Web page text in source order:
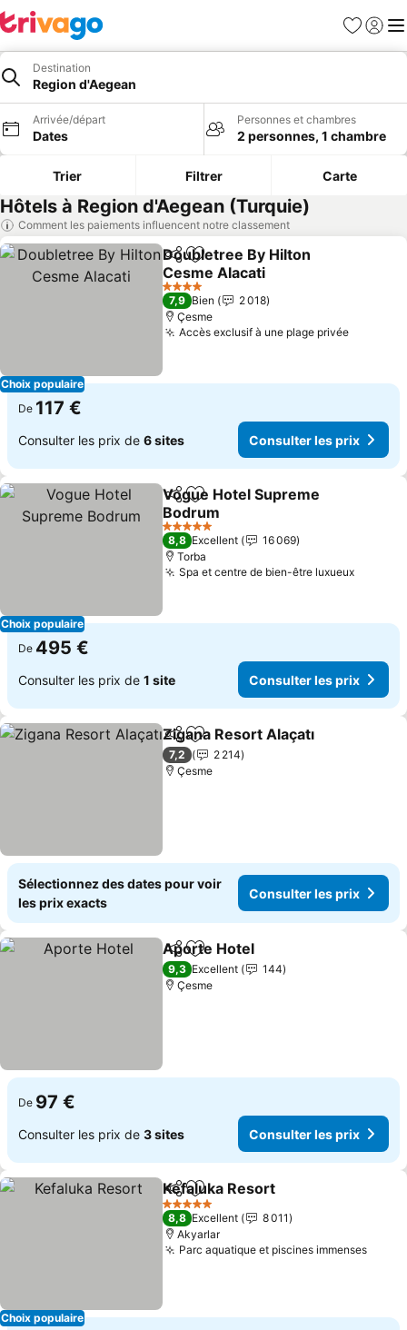
Favoris
Se
Destination
Region d'Aegean
Arrivée/départ
Dates
Personnes et chambres
2 personnes, 1 chambre
Trier Filtrer Carte
Hôtels à Region d'Aegean (Turquie)
Comment les paiements influencent notre classement
Choix populaire
PartagerAjouter à mes favoris
Doubletree By Hilton
Cesme Alacati
4 Étoiles
7,9 Bien
2 018
Çesme
Accès exclusif à une plage privée
De 117 €
Consulter les prix de 6 sites Consulter les prix
Choix populaire
PartagerAjouter à mes favoris
Vogue Hotel Supreme
Bodrum
5 Étoiles
8,8 Excellent
16 069
Torba
Spa et centre de bien-être luxueux
De 495 €
Consulter les prix de 1 site Consulter les prix
PartagerAjouter à mes favoris
Zigana Resort Alaçatı
7,2
2 214
Çesme
Sélectionnez des dates pour voir
les prix exacts
Consulter les prix
PartagerAjouter à mes favoris
Aporte Hotel
9,3 Excellent
144
Çesme
De 97 €
Consulter les prix de 3 sites Consulter les prix
Choix populaire
PartagerAjouter à mes favoris
Kefaluka Resort
5 Étoiles
8,8 Excellent
8 011
Akyarlar
Parc aquatique et piscines immenses